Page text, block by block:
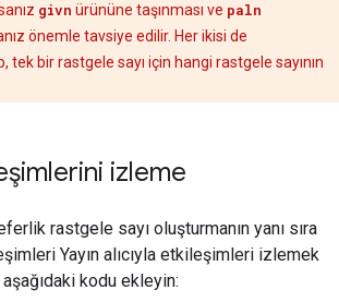
givn ürününe taşınması ve paln
önemle tavsiye edilir. Her ikisi de
bir rastgele sayı için hangi rastgele sayının
izleme
rastgele sayı oluşturmanın yanı sıra
Yayın alıcıyla etkileşimleri izlemek
aşağıdaki kodu ekleyin: